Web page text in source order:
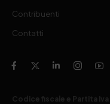
Contribuenti
Contatti
Codice fiscale e Partita Iva